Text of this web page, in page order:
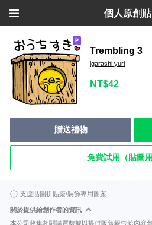
個人原創
Trembling 3
igarashi yuri
NT$42
贈送禮物
免費試用（貼圖用
支援貼圖拼貼樂/裝飾專用圖案
關於提供給創作者的資訊
本公司收集相關購買數據以提供販售報告給內容創